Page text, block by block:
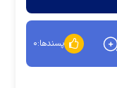
پسندها:۰